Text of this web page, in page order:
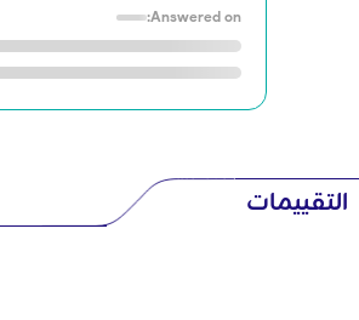
Answered on:
التقييمات